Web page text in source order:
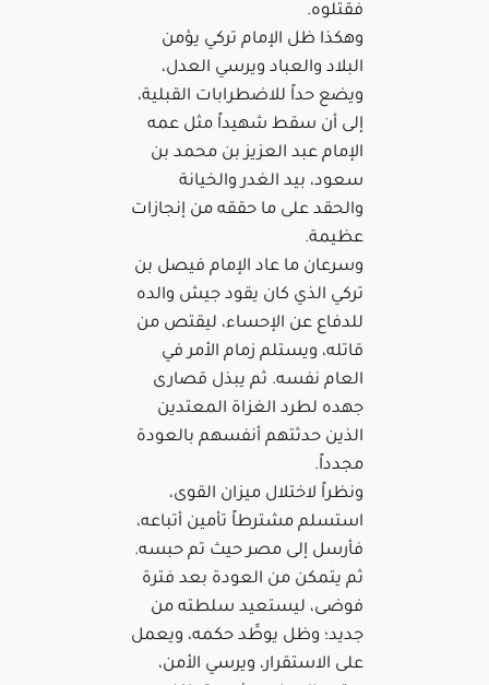
فقتلوه.
وهكذا ظل الإمام تركي يؤمن
البلاد والعباد ويرسي العدل،
ويضع حداً للاضطرابات القبلية،
إلى أن سقط شهيداً مثل عمه
الإمام عبد العزيز بن محمد بن
سعود، بيد الغدر والخيانة
والحقد على ما حققه من إنجازات
عظيمة.
وسرعان ما عاد الإمام فيصل بن
تركي الذي كان يقود جيش والده
للدفاع عن الإحساء، ليقتص من
قاتله، ويستلم زمام الأمر في
العام نفسه. ثم يبذل قصارى
جهده لطرد الغزاة المعتدين
الذين حدثتهم أنفسهم بالعودة
مجدداً.
ونظراً لاختلال ميزان القوى،
استسلم مشترطاً تأمين أتباعه،
فأرسل إلى مصر حيث تم حبسه.
ثم يتمكن من العودة بعد فترة
فوضى، ليستعيد سلطته من
جديد؛ وظل يوطِّد حكمه، ويعمل
على الاستقرار، ويرسي الأمن،